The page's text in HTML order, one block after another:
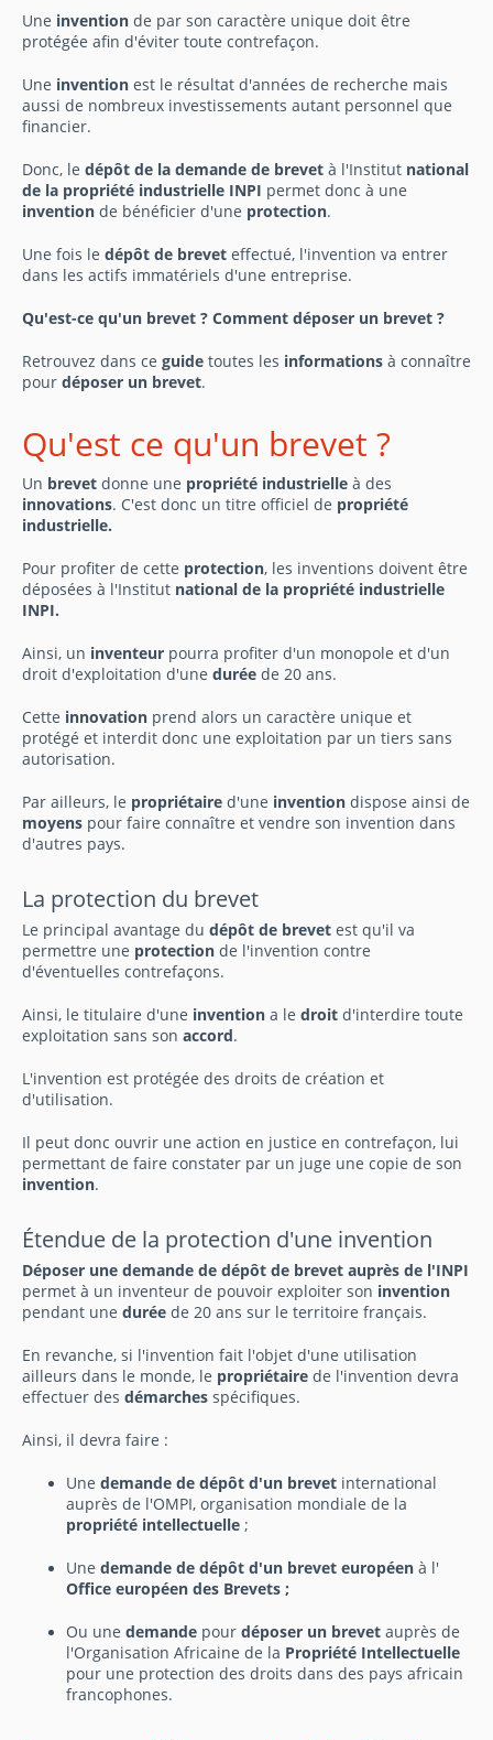
Une invention de par son caractère unique doit être
protégée afin d'éviter toute contrefaçon.
Une invention est le résultat d'années de recherche mais
aussi de nombreux investissements autant personnel que
financier.
Donc, le dépôt de la demande de brevet à l'Institut national
de la propriété industrielle INPI permet donc à une
invention de bénéficier d'une protection.
Une fois le dépôt de brevet effectué, l'invention va entrer
dans les actifs immatériels d'une entreprise.
Qu'est-ce qu'un brevet ? Comment déposer un brevet ?
Retrouvez dans ce guide toutes les informations à connaître
pour déposer un brevet.
Qu'est ce qu'un brevet ?
Un brevet donne une propriété industrielle à des
innovations. C'est donc un titre officiel de propriété
industrielle.
Pour profiter de cette protection, les inventions doivent être
déposées à l'Institut national de la propriété industrielle
INPI.
Ainsi, un inventeur pourra profiter d'un monopole et d'un
droit d'exploitation d'une durée de 20 ans.
Cette innovation prend alors un caractère unique et
protégé et interdit donc une exploitation par un tiers sans
autorisation.
Par ailleurs, le propriétaire d'une invention dispose ainsi de
moyens pour faire connaître et vendre son invention dans
d'autres pays.
La protection du brevet
Le principal avantage du dépôt de brevet est qu'il va
permettre une protection de l'invention contre
d'éventuelles contrefaçons.
Ainsi, le titulaire d'une invention a le droit d'interdire toute
exploitation sans son accord.
L'invention est protégée des droits de création et
d'utilisation.
Il peut donc ouvrir une action en justice en contrefaçon, lui
permettant de faire constater par un juge une copie de son
invention.
Étendue de la protection d'une invention
Déposer une demande de dépôt de brevet auprès de l'INPI
permet à un inventeur de pouvoir exploiter son invention
pendant une durée de 20 ans sur le territoire français.
En revanche, si l'invention fait l'objet d'une utilisation
ailleurs dans le monde, le propriétaire de l'invention devra
effectuer des démarches spécifiques.
Ainsi, il devra faire :
Une demande de dépôt d'un brevet international
auprès de l'OMPI, organisation mondiale de la
propriété intellectuelle ;
Une demande de dépôt d'un brevet européen à l'
Office européen des Brevets ;
Ou une demande pour déposer un brevet auprès de
l'Organisation Africaine de la Propriété Intellectuelle
pour une protection des droits dans des pays africain
francophones.